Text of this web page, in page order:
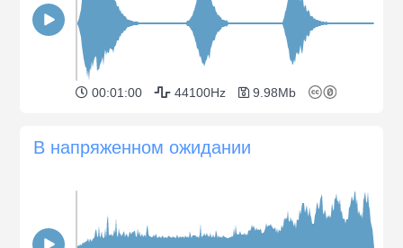
00:01:00 44100Hz 9.98Mb
В напряженном ожидании